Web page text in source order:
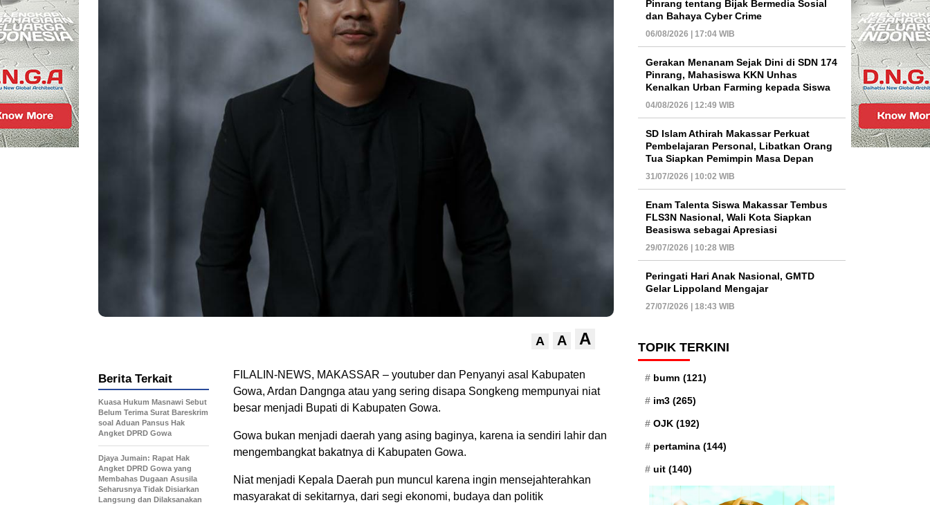
A A A
FILALIN-NEWS, MAKASSAR – youtuber dan Penyanyi asal Kabupaten
Gowa, Ardan Dangnga atau yang sering disapa Songkeng mempunyai niat
besar menjadi Bupati di Kabupaten Gowa.
Gowa bukan menjadi daerah yang asing baginya, karena ia sendiri lahir dan
mengembangkat bakatnya di Kabupaten Gowa.
Niat menjadi Kepala Daerah pun muncul karena ingin mensejahterahkan
masyarakat di sekitarnya, dari segi ekonomi, budaya dan politik
Berita Terkait
Kuasa Hukum Masnawi Sebut
Belum Terima Surat Bareskrim
soal Aduan Pansus Hak
Angket DPRD Gowa
Djaya Jumain: Rapat Hak
Angket DPRD Gowa yang
Membahas Dugaan Asusila
Seharusnya Tidak Disiarkan
Langsung dan Dilaksanakan
Pinrang tentang Bijak Bermedia Sosial
dan Bahaya Cyber Crime
06/08/2026 | 17:04 WIB
Gerakan Menanam Sejak Dini di SDN 174
Pinrang, Mahasiswa KKN Unhas
Kenalkan Urban Farming kepada Siswa
04/08/2026 | 12:49 WIB
SD Islam Athirah Makassar Perkuat
Pembelajaran Personal, Libatkan Orang
Tua Siapkan Pemimpin Masa Depan
31/07/2026 | 10:02 WIB
Enam Talenta Siswa Makassar Tembus
FLS3N Nasional, Wali Kota Siapkan
Beasiswa sebagai Apresiasi
29/07/2026 | 10:28 WIB
Peringati Hari Anak Nasional, GMTD
Gelar Lippoland Mengajar
27/07/2026 | 18:43 WIB
TOPIK TERKINI
bumn (121)
im3 (265)
OJK (192)
pertamina (144)
uit (140)